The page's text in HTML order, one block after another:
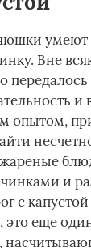
умеют
Вне
и
опытом,
и
с
это еще